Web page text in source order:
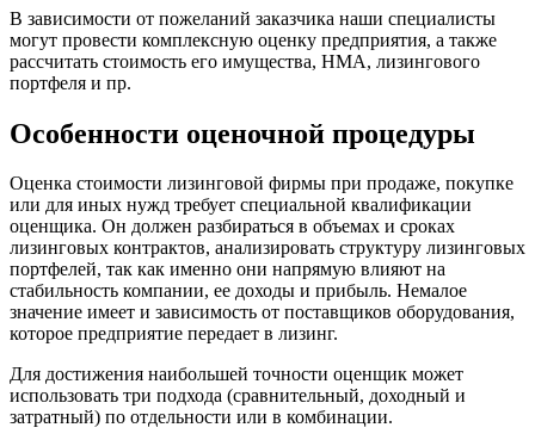
В зависимости от пожеланий заказчика наши специалисты
могут провести комплексную оценку предприятия, а также
рассчитать стоимость его имущества, НМА, лизингового
портфеля и пр.
Особенности оценочной процедуры
Оценка стоимости лизинговой фирмы при продаже, покупке
или для иных нужд требует специальной квалификации
оценщика. Он должен разбираться в объемах и сроках
лизинговых контрактов, анализировать структуру лизинговых
портфелей, так как именно они напрямую влияют на
стабильность компании, ее доходы и прибыль. Немалое
значение имеет и зависимость от поставщиков оборудования,
которое предприятие передает в лизинг.
Для достижения наибольшей точности оценщик может
использовать три подхода (сравнительный, доходный и
затратный) по отдельности или в комбинации.
Видное
Владивосток
Владикавказ
Волгоград
Волжск
Волжский
Вологда
Волоколамск
Волосово
Волхов
Вольск
Воркута
Воронеж
Воскресенск